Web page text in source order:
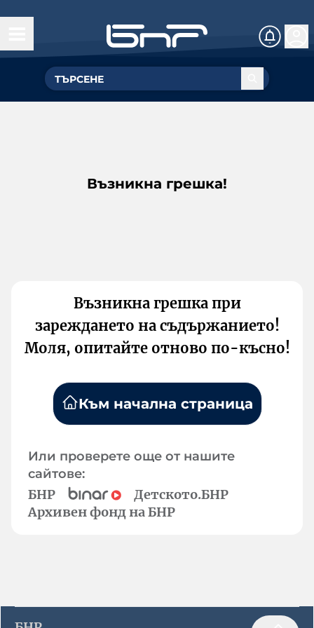
Възникна грешка!
Възникна грешка при
зареждането на съдържанието!
Моля, опитайте отново по-късно!
Към начална страница
Или проверете още от нашите
сайтове:
БНР
Детското.БНР
Архивен фонд на БНР